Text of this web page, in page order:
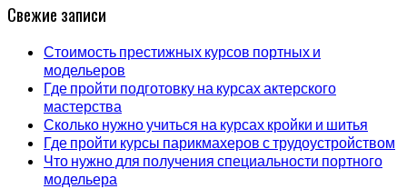
Свежие записи
Стоимость престижных курсов портных и
модельеров
Где пройти подготовку на курсах актерского
мастерства
Сколько нужно учиться на курсах кройки и шитья
Где пройти курсы парикмахеров с трудоустройством
Что нужно для получения специальности портного
модельера